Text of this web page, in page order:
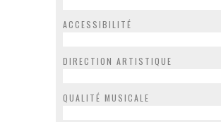
ACCESSIBILITÉ
DIRECTION ARTISTIQUE
QUALITÉ MUSICALE